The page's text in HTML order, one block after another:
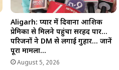
Aligarh: प्यार में दिवाना आशिक
प्रेमिका से मिलने पहुंचा सरहद पार…
परिजनों ने DM से लगाई गुहार… जानें
पूरा मामला…
August 5, 2026